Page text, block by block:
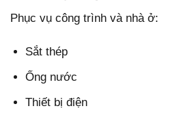
Phục vụ công trình và nhà ở:
Sắt thép
Ống nước
Thiết bị điện